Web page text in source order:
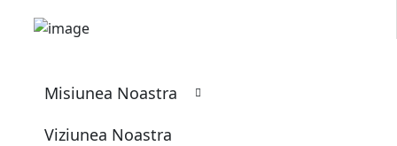
Misiunea Noastra
Viziunea Noastra